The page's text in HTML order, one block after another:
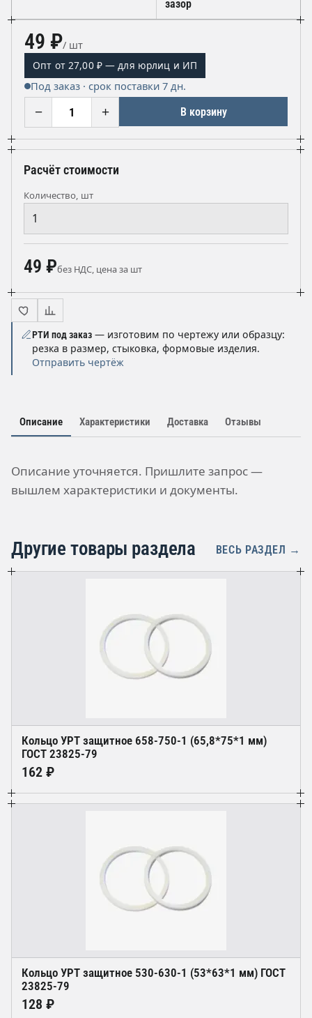
зазор
49 ₽/ шт
Опт от 27,00 ₽ — для юрлиц и ИП
Под заказ · срок поставки 7 дн.
− + В корзину
Расчёт стоимости
Количество, шт
49 ₽без НДС, цена за шт
РТИ под заказ — изготовим по чертежу или образцу:
резка в размер, стыковка, формовые изделия.
Отправить чертёж
Описание Характеристики Доставка Отзывы
Описание уточняется. Пришлите запрос —
вышлем характеристики и документы.
Другие товары раздела ВЕСЬ РАЗДЕЛ →
Кольцо УРТ защитное 658-750-1 (65,8*75*1 мм)
ГОСТ 23825-79
162 ₽
Кольцо УРТ защитное 530-630-1 (53*63*1 мм) ГОСТ
23825-79
128 ₽